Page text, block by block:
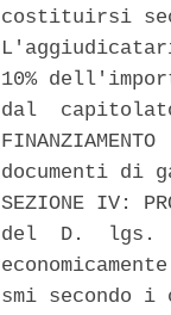
costituirsi
10%
dal
documenti di
SEZIONE IV:
del  D.  lgs.
smi